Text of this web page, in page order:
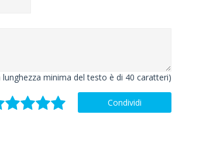
lunghezza minima del testo è di 40 caratteri)
Condividi